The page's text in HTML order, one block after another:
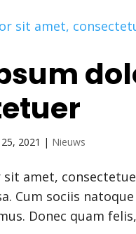
2021 | Nieuws
amet,
Cum sociis
Donec quam